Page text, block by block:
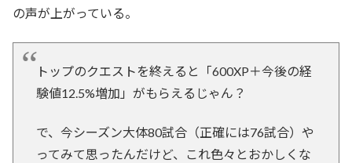
の声が上がっている。
トップのクエストを終えると「600XP＋今後の経
験値12.5%増加」がもらえるじゃん？
で、今シーズン大体80試合（正確には76試合）や
ってみて思ったんだけど、これ色々とおかしくな